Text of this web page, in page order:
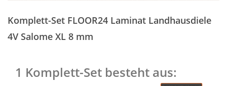
der
Bildergalerie
springen
Komplett-Set FLOOR24 Laminat Landhausdiele
4V Salome XL 8 mm
1 Komplett-Set besteht aus: